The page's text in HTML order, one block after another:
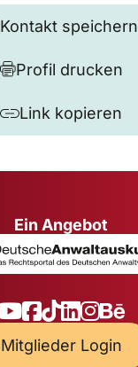
Kontakt speichern
Profil drucken
Link kopieren
Ein Angebot
Mitglieder Login